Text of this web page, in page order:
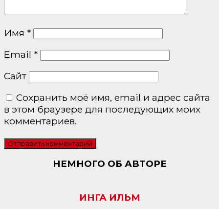
Имя *
Email *
Сайт
Сохранить моё имя, email и адрес сайта
в этом браузере для последующих моих
комментариев.
НЕМНОГО ОБ АВТОРЕ
ИНГА ИЛЬМ